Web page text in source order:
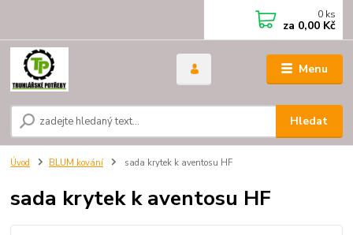
Menu
Hledat
0 ks
za 0,00 Kč
Úvod BLUM kování sada krytek k aventosu HF
sada krytek k aventosu HF